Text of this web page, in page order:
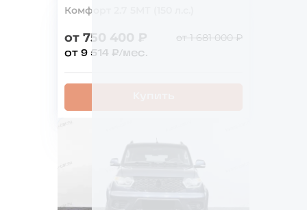
Комфорт 2.7 5МТ (150 л.с.)
от 750 400 ₽ от 1 681 000 ₽
от 9 514 ₽/мес.